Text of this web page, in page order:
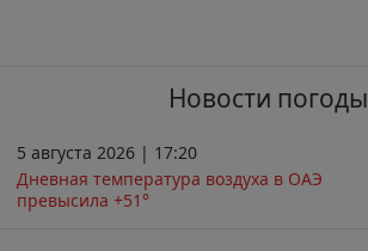
Новости погоды
5 августа 2026 | 17:20
Дневная температура воздуха в ОАЭ
превысила +51°